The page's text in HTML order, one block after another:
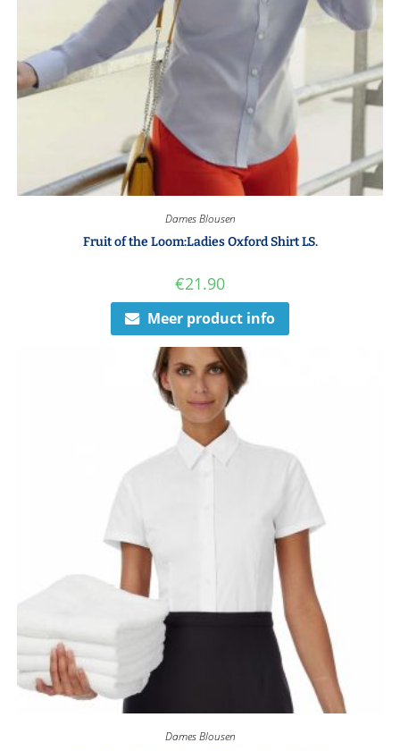
Dames Blousen
Fruit of the Loom:Ladies Oxford Shirt LS.
€21.90
Meer product info
Dames Blousen